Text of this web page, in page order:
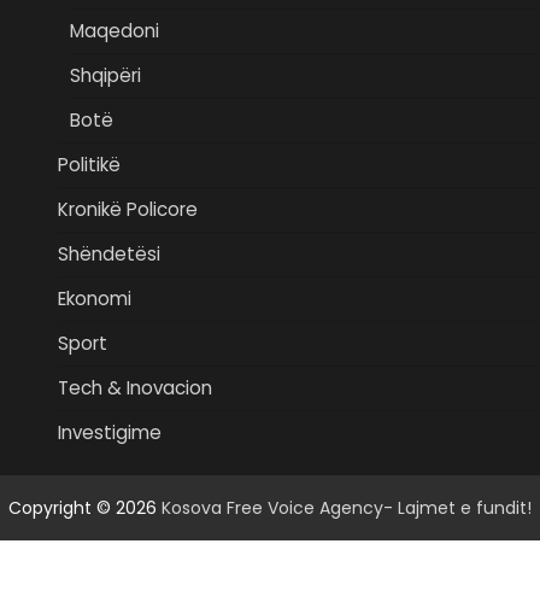
Maqedoni
Shqipëri
Botë
Politikë
Kronikë Policore
Shëndetësi
Ekonomi
Sport
Tech & Inovacion
Investigime